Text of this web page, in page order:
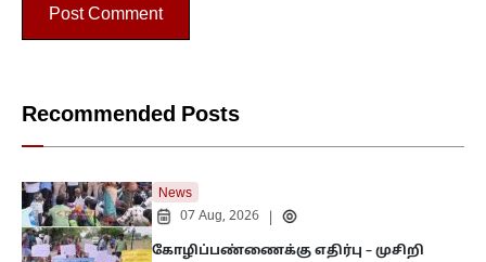
Recommended Posts
News
07 Aug, 2026
கோழிப்பண்ணைக்கு எதிர்பு – முசிறி